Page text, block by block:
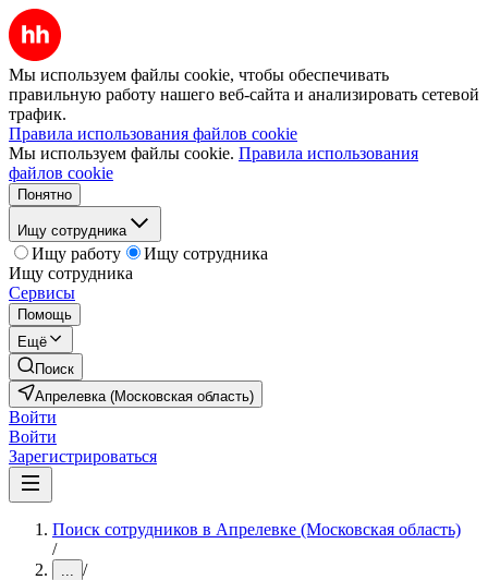
Мы используем файлы cookie, чтобы обеспечивать
правильную работу нашего веб-сайта и анализировать сетевой
трафик.
Правила использования файлов cookie
Мы используем файлы cookie. Правила использования
файлов cookie
Понятно
Ищу сотрудника
Ищу работу
Ищу сотрудника
Ищу сотрудника
Сервисы
Помощь
Ещё
Поиск
Апрелевка (Московская область)
Войти
Войти
Зарегистрироваться
Поиск сотрудников в Апрелевке (Московская область)
/
... /